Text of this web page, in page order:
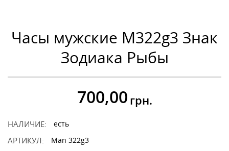
Часы мужские M322g3 Знак
Зодиака Рыбы
700,00 грн.
НАЛИЧИЕ: есть
АРТИКУЛ: Man 322g3